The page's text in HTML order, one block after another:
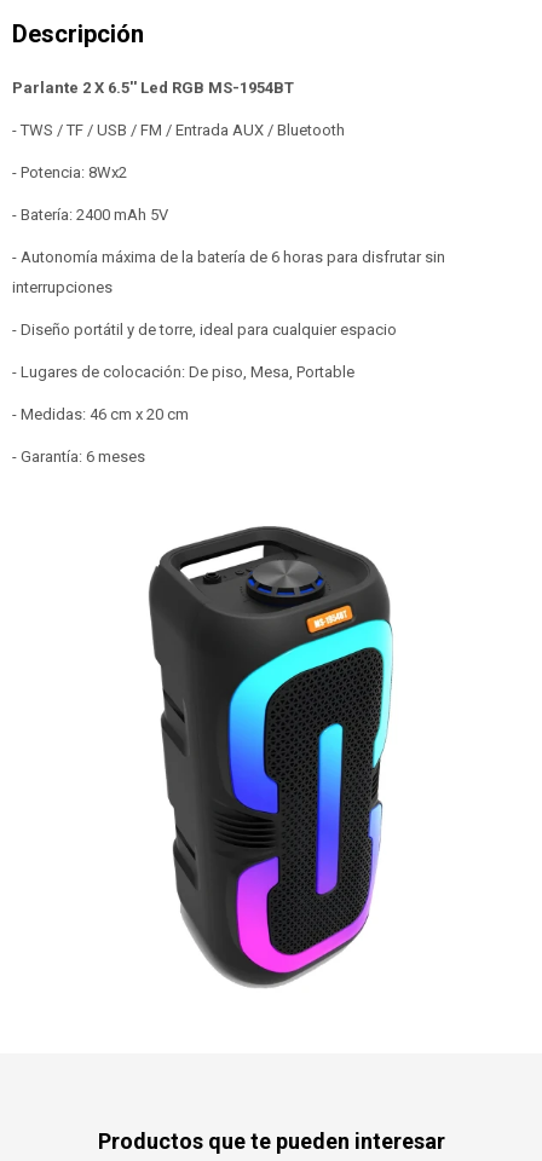
Parlante 2 X 6.5'' Led RGB MS-1954BT
- TWS / TF / USB / FM / Entrada AUX / Bluetooth
- Potencia: 8Wx2
- Batería: 2400 mAh 5V
- Autonomía máxima de la batería de 6 horas para disfrutar sin
interrupciones
- Diseño portátil y de torre, ideal para cualquier espacio
- Lugares de colocación: De piso, Mesa, Portable
- Medidas: 46 cm x 20 cm
- Garantía: 6 meses
Productos que te pueden interesar